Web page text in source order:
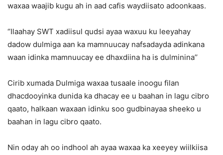
waxaa waajib kugu ah in aad cafis waydiisato adoonkaas.
‘’Ilaahay SWT xadiisul qudsi ayaa waxuu ku leeyahay
dadow dulmiga aan ka mamnuucay nafsadayda adinkana
waan idinka mamnuucay ee dhaxdiina ha is dulminina’’
Cirib xumada Dulmiga waxaa tusaale inoogu filan
dhacdooyinka dunida ka dhacay ee u baahan in lagu cibro
qaato, halkaan waxaan idinku soo gudbinayaa sheeko u
baahan in lagu cibro qaato.
Nin oday ah oo indhool ah ayaa waxaa ka xeeyey wiilkiisa